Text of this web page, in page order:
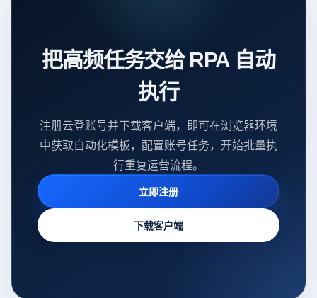
把高频任务交给 RPA 自动
执行
注册云登账号并下载客户端，即可在浏览器环境
中获取自动化模板，配置账号任务，开始批量执
行重复运营流程。
立即注册
下载客户端